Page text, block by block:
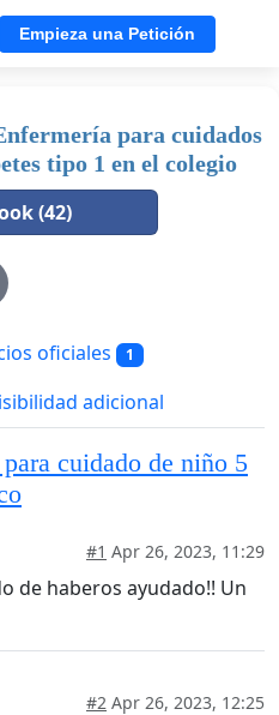
Empieza una Petición
para cuidados
tipo 1 en el colegio
(42)
oficiales 1
adicional
cuidado de niño 5
#1 Apr 26, 2023, 11:29
de haberos ayudado!! Un
#2 Apr 26, 2023, 12:25